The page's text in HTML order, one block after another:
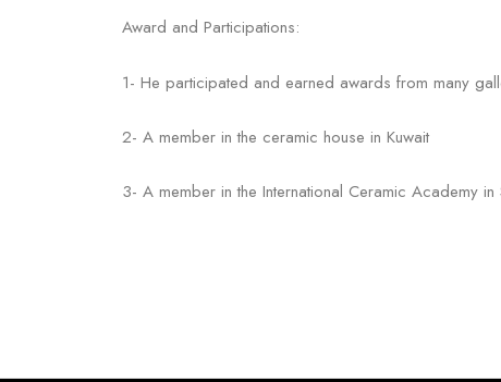
Award and Participations:
1- He participated and earned awards from many
2- A member in the ceramic house in Kuwait
3- A member in the International Ceramic Academy in